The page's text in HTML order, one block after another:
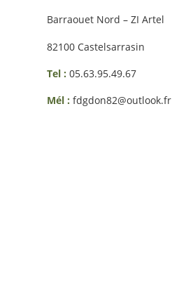
Barraouet Nord – ZI Artel
82100 Castelsarrasin
Tel : 05.63.95.49.67
Mél : fdgdon82@outlook.fr